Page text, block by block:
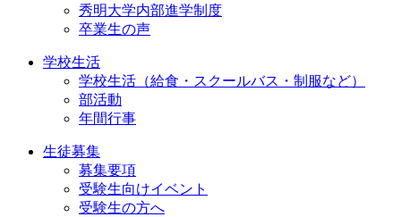
秀明大学内部進学制度
卒業生の声
学校生活
学校生活（給食・スクールバス・制服など）
部活動
年間行事
生徒募集
募集要項
受験生向けイベント
受験生の方へ